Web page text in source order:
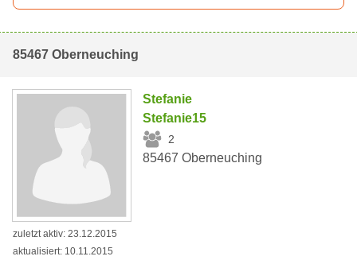
85467 Oberneuching
Stefanie
Stefanie15
2
85467 Oberneuching
zuletzt aktiv: 23.12.2015
aktualisiert: 10.11.2015